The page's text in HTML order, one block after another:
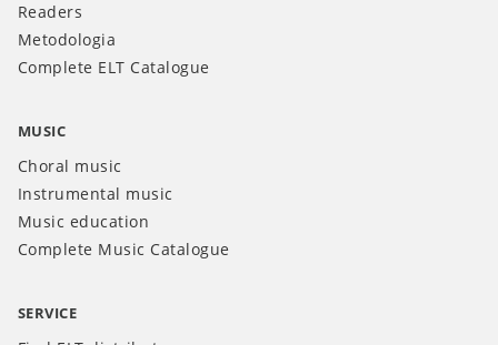
Readers
Metodologia
Complete ELT Catalogue
MUSIC
Choral music
Instrumental music
Music education
Complete Music Catalogue
SERVICE